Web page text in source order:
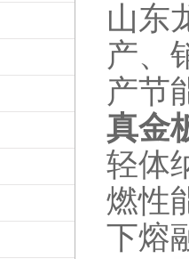
山东
产、
产节
真金
轻体
燃性
下熔